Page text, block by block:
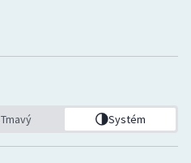
Tmavý Systém